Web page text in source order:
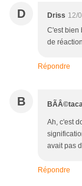
D Driss 12/
C'est bien
de
Répondre
B
Ah, c'est
avait pas
Répondre